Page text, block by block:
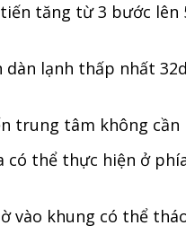
tăng từ 3 bước
dàn lạnh thấp nhất
trung tâm không cần
có thể thực hiện ở
vào khung có thể